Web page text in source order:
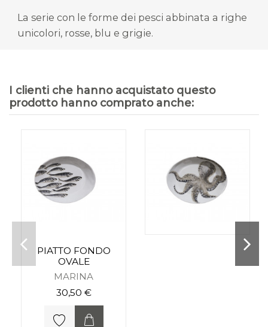
La serie con le forme dei pesci abbinata a righe
unicolori, rosse, blu e grigie.
I clienti che hanno acquistato questo
prodotto hanno comprato anche:
PIATTO FONDO
OVALE
MARINA
30,50 €